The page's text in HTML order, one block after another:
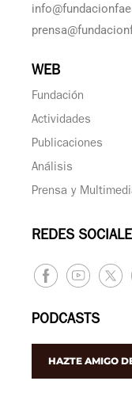
WEB
Fundación
Actividades
Publicaciones
Análisis
Prensa y
REDES
PODCASTS
HAZTE AMIGO